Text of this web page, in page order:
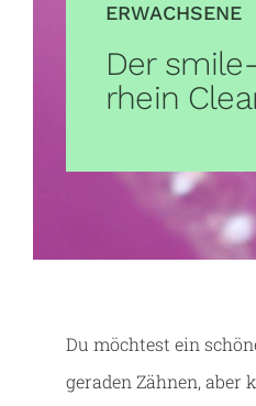
Schöne Zähne
ERWACHSENE
Der
rhein
Du möchtest ein
geraden Zähnen, aber